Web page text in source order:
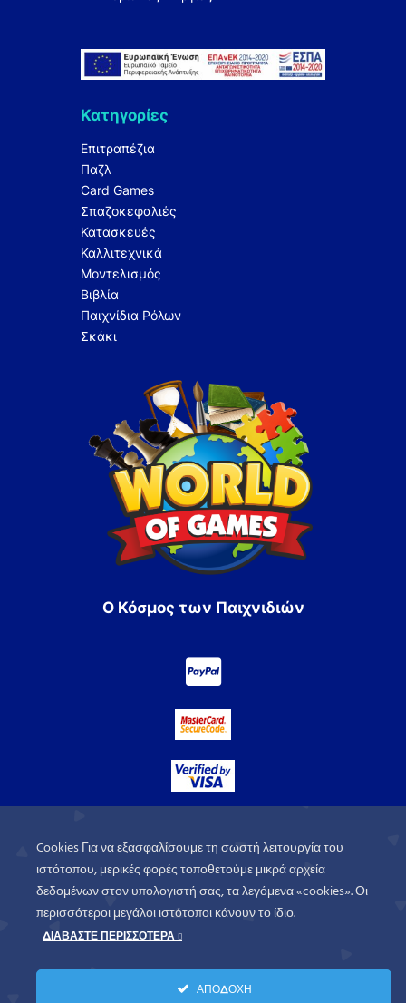
Κατηγορίες
Επιτραπέζια
Παζλ
Card Games
Σπαζοκεφαλιές
Κατασκευές
Καλλιτεχνικά
Μοντελισμός
Βιβλία
Παιχνίδια Ρόλων
Σκάκι
Ο Κόσμος των Παιχνιδιών
© 2026. All rights
Cookies Για να εξασφαλίσουμε τη σωστή λειτουργία του
ιστότοπου, μερικές φορές τοποθετούμε μικρά αρχεία
δεδομένων στον υπολογιστή σας, τα λεγόμενα «cookies». Οι
περισσότεροι μεγάλοι ιστότοποι κάνουν το ίδιο.
ΔΙΑΒΑΣΤΕ ΠΕΡΙΣΣΟΤΕΡΑ
ΑΠΟΔΟΧΗ